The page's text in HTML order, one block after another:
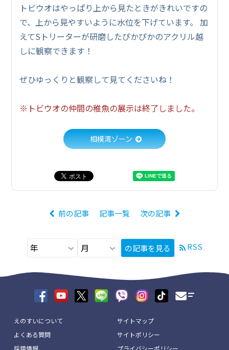
トビウオはやっぱり上から見たときがきれいですの
で、上から見やすいように水位を下げています。 加
えてSトリーターが研磨したぴかぴかのアクリル越
しに観察できます！
ぜひゆっくりと観察して見てくださいね！
※トビウオの仲間の稚魚の展示は終了しました。
相模湾ゾーン
前の記事 記事一覧 次の記事
の記事を見る RSS
えのすいについて
よくある質問
サイトマップ
サイトポリシー